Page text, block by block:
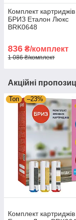
Комплект картриджів
БРИЗ Еталон Люкс
BRK0648
836 ₴/комплект
1 086 ₴/комплект
Акційні
Топ –23%
Комплект